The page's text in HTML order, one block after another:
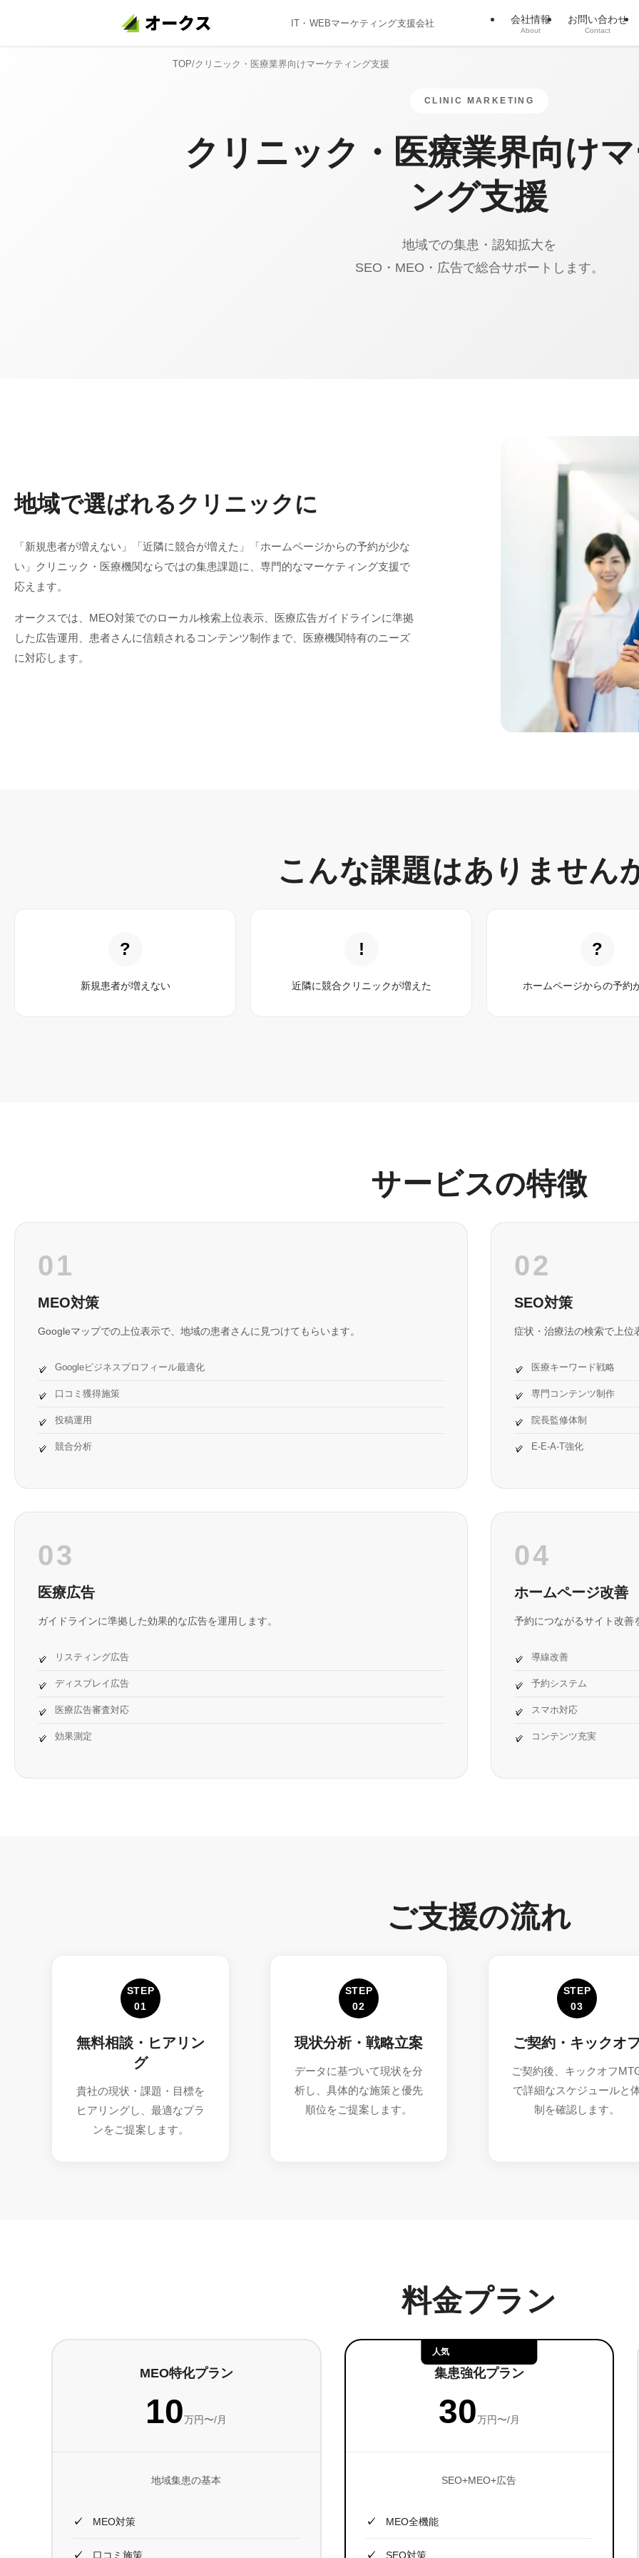
IT・WEBマーケティング支援会社 会社情報
About
お問い合わせ
Contact
TOP/クリニック・医療業界向けマーケティング支援
CLINIC MARKETING
クリニック・医療業界向け
ング支援
地域での集患・認知拡大を
SEO・MEO・広告で総合サポートします。
地域で選ばれるクリニックに
「新規患者が増えない」「近隣に競合が増えた」「ホームページからの予約が少な
い」クリニック・医療機関ならではの集患課題に、専門的なマーケティング支援で
応えます。
オークスでは、MEO対策でのローカル検索上位表示、医療広告ガイドラインに準拠
した広告運用、患者さんに信頼されるコンテンツ制作まで、医療機関特有のニーズ
に対応します。
こんな課題はありません
?
新規患者が増えない
!
近隣に競合クリニックが増えた
?
ホームページからの予約
サービスの特徴
01
MEO対策
Googleマップでの上位表示で、地域の患者さんに見つけてもらいます。
Googleビジネスプロフィール最適化
口コミ獲得施策
投稿運用
競合分析
02
SEO対策
症状・治療法の検索で上位
医療キーワード戦略
専門コンテンツ制作
院長監修体制
E-E-A-T強化
03
医療広告
ガイドラインに準拠した効果的な広告を運用します。
リスティング広告
ディスプレイ広告
医療広告審査対応
効果測定
04
ホームページ改善
予約につながるサイト改善
導線改善
予約システム
スマホ対応
コンテンツ充実
ご支援の流れ
STEP
01
無料相談・ヒアリン
グ
貴社の現状・課題・目標を
ヒアリングし、最適なプラ
ンをご提案します。
STEP
02
現状分析・戦略立案
データに基づいて現状を分
析し、具体的な施策と優先
順位をご提案します。
STEP
03
ご契約・キックオ
ご契約後、キックオフ
で詳細なスケジュールと
制を確認します。
料金プラン
MEO特化プラン
10万円〜/月
地域集患の基本
MEO対策
口コミ施策
人気
集患強化プラン
30万円〜/月
SEO+MEO+広告
MEO全機能
SEO対策